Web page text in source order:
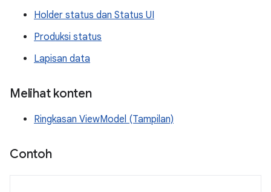
Holder status dan Status UI
Produksi status
Lapisan data
Melihat konten
Ringkasan ViewModel (Tampilan)
Contoh